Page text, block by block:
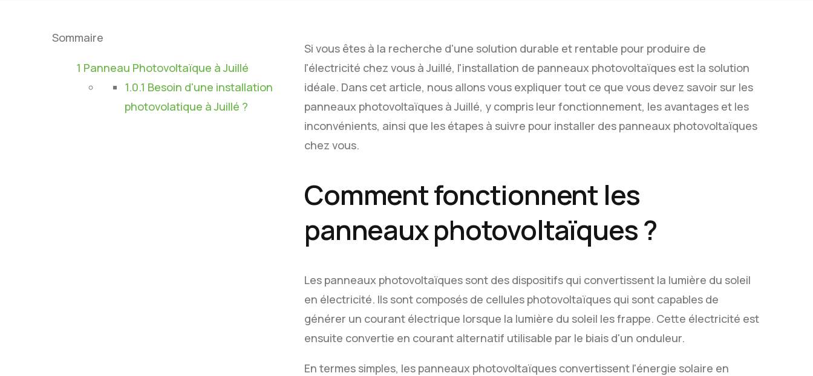
Sommaire
1 Panneau Photovoltaïque à Juillé
1.0.1 Besoin d'une installation
photovolatique à Juillé ?
Si vous êtes à la recherche d'une solution durable et rentable pour produire de
l'électricité chez vous à Juillé, l'installation de panneaux photovoltaïques est la solution
idéale. Dans cet article, nous allons vous expliquer tout ce que vous devez savoir sur les
panneaux photovoltaïques à Juillé, y compris leur fonctionnement, les avantages et les
inconvénients, ainsi que les étapes à suivre pour installer des panneaux photovoltaïques
chez vous.
Comment fonctionnent les
panneaux photovoltaïques ?
Les panneaux photovoltaïques sont des dispositifs qui convertissent la lumière du soleil
en électricité. Ils sont composés de cellules photovoltaïques qui sont capables de
générer un courant électrique lorsque la lumière du soleil les frappe. Cette électricité est
ensuite convertie en courant alternatif utilisable par le biais d'un onduleur.
En termes simples, les panneaux photovoltaïques convertissent l'énergie solaire en